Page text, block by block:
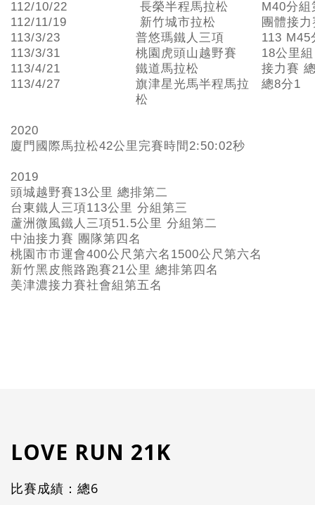
112/10/22 長榮半程馬拉松
M40分組
112/11/19
新竹城市拉松
團體接
113/3/23
普悠瑪鐵人三項
113 M45
113/3/31
桃園虎頭山越野賽
18公里
113/4/21
鐵道馬拉松
接力賽
113/4/27
旗津星光馬半程馬拉
松
總8分1
2020
廈門國際馬拉松42公里完賽時間2:50:02秒
2019
頭城越野賽13公里 總排第二
台東鐵人三項113公里 分組第三
蘆洲微風鐵人三項51.5公里 分組第二
中油接力賽 團隊第四名
桃園市市運會400公尺第六名1500公尺第六名
新竹黑皮熊路跑賽21公里 總排第四名
美津濃接力賽社會組第五名
LOVE RUN 21K
比賽成績：總6